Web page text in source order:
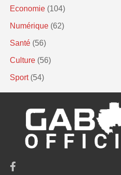
Economie (104)
Numérique (62)
Santé (56)
Culture (56)
Sport (54)